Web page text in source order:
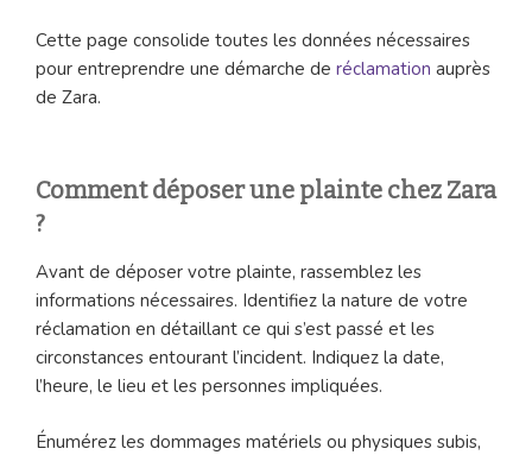
Cette page consolide toutes les données nécessaires
pour entreprendre une démarche de réclamation auprès
de Zara.
Comment déposer une plainte chez Zara
?
Avant de déposer votre plainte, rassemblez les
informations nécessaires. Identifiez la nature de votre
réclamation en détaillant ce qui s’est passé et les
circonstances entourant l’incident. Indiquez la date,
l’heure, le lieu et les personnes impliquées.
Énumérez les dommages matériels ou physiques subis,